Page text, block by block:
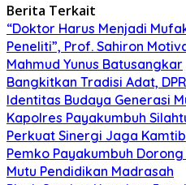
Berita Terkait
“Doktor Harus Menjadi
Peneliti”, Prof. Sahiron
Mahmud Yunus Batusangkar
Bangkitkan Tradisi Adat,
Identitas Budaya Generasi
Kapolres Payakumbuh
Perkuat Sinergi Jaga
Pemko Payakumbuh
Mutu Pendidikan Madrasah